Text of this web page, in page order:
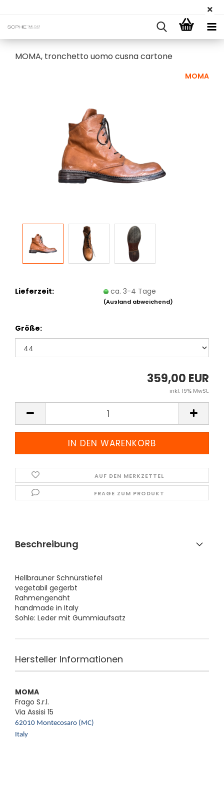
MOMA, tronchetto uomo cusna cartone
MOMA
Lieferzeit: ca. 3-4 Tage
(Ausland abweichend)
Größe:
359,00 EUR
inkl. 19% MwSt.
AUF DEN MERKZETTEL
FRAGE ZUM PRODUKT
Beschreibung
Hellbrauner Schnürstiefel
vegetabil gegerbt
Rahmengenäht
handmade in Italy
Sohle: Leder mit Gummiaufsatz
Hersteller Informationen
MOMA
Frago S.r.l.
Via Assisi 15
62010 Montecosaro (MC)
Italy